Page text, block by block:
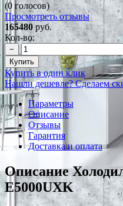
(0 голосов)
Просмотреть отзывы
165480руб.
Кол-во:
−
Купить
Купить в один клик
Нашли дешевле? Сделаем
Параметры
Описание
Отзывы
Гарантия
Доставка и оплата
Описание
E5000UXK